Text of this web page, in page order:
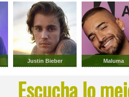
Justin Bieber Maluma
Escucha lo